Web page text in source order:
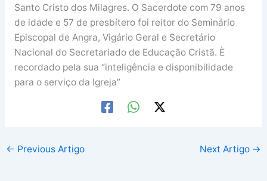
Santo Cristo dos Milagres. O Sacerdote com 79 anos
de idade e 57 de presbítero foi reitor do Seminário
Episcopal de Angra, Vigário Geral e Secretário
Nacional do Secretariado de Educação Cristã. È
recordado pela sua “inteligência e disponibilidade
para o serviço da Igreja”
← Previous Artigo Next Artigo →